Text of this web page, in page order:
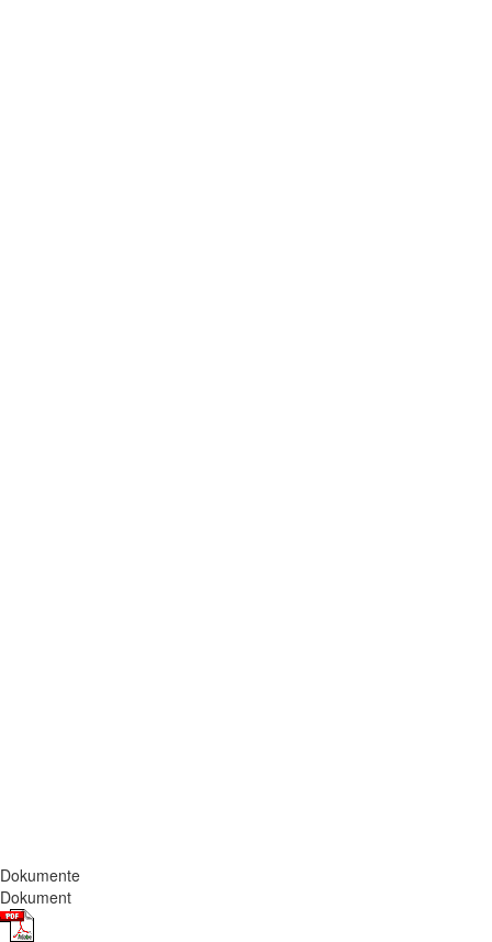
Dokumente
Dokument